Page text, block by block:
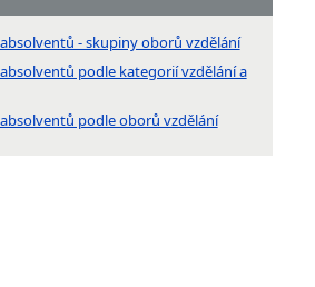
- skupiny oborů vzdělání
podle kategorií vzdělání a
podle oborů vzdělání